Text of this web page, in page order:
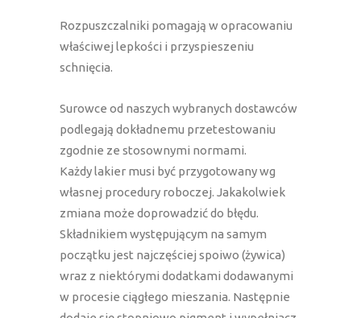
Rozpuszczalniki pomagają w opracowaniu
właściwej lepkości i przyspieszeniu
schnięcia.
Surowce od naszych wybranych dostawców
podlegają dokładnemu przetestowaniu
zgodnie ze stosownymi normami.
Każdy lakier musi być przygotowany wg
własnej procedury roboczej. Jakakolwiek
zmiana może doprowadzić do błędu.
Składnikiem występującym na samym
początku jest najczęściej spoiwo (żywica)
wraz z niektórymi dodatkami dodawanymi
w procesie ciągłego mieszania. Następnie